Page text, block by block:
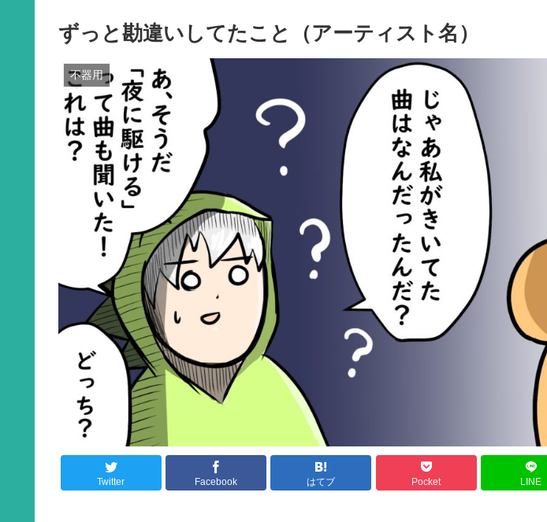
ずっと勘違いしてたこと（アーティスト名）
不器用
Twitter Facebook はてブ Pocket LINE